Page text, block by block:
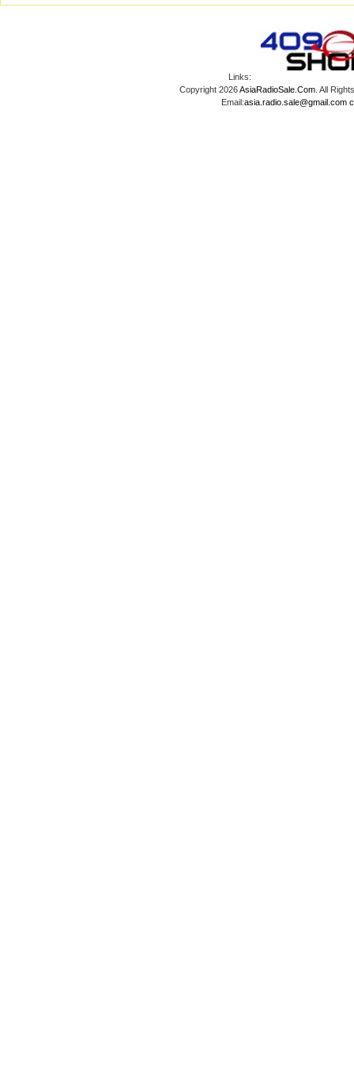
Links:
Copyright 2026AsiaRadioSale.Com. All
Email:asia.radio.sale@gmail.com